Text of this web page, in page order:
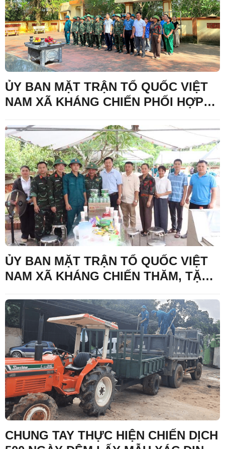
ỦY BAN MẶT TRẬN TỔ QUỐC VIỆT
NAM XÃ KHÁNG CHIẾN PHỐI HỢP
LIỆT SĨ BẢN TRẠI SAU KHI HOÀN
THÀNH NHIỆM VỤ LẤY MẪU XÁC
ĐỊNH DANH TÍNH HÀI CỐT LIỆT SĨ
ỦY BAN MẶT TRẬN TỔ QUỐC VIỆT
NAM XÃ KHÁNG CHIẾN THĂM, TẶNG
THỰC HIỆN NHIỆM VỤ LẤY MẪU
XÁC ĐỊNH DANH TÍNH HÀI CỐT LIỆT
SĨ
CHUNG TAY THỰC HIỆN CHIẾN DỊCH